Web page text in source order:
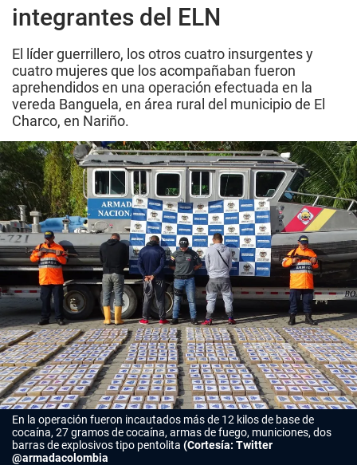
integrantes del ELN
El líder guerrillero, los otros cuatro insurgentes y
cuatro mujeres que los acompañaban fueron
aprehendidos en una operación efectuada en la
vereda Banguela, en área rural del municipio de El
Charco, en Nariño.
En la operación fueron incautados más de 12 kilos de base de
cocaína, 27 gramos de cocaína, armas de fuego, municiones, dos
barras de explosivos tipo pentolita (Cortesía: Twitter
@armadacolombia